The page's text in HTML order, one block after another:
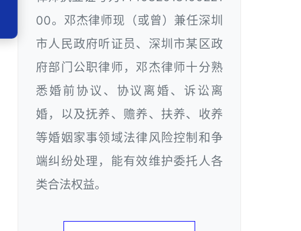
00。邓杰律师现（或曾）兼任深圳
市人民政府听证员、深圳市某区政
府部门公职律师，邓杰律师十分熟
悉婚前协议、协议离婚、诉讼离
婚，以及抚养、赡养、扶养、收养
等婚姻家事领域法律风险控制和争
端纠纷处理，能有效维护委托人各
类合法权益。